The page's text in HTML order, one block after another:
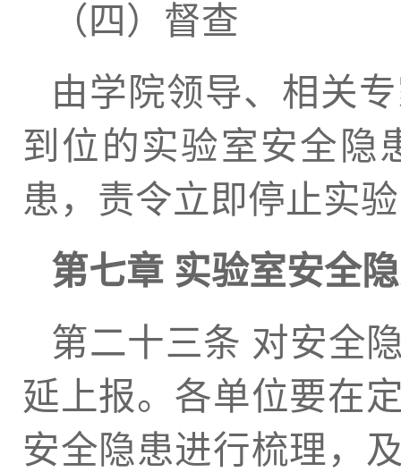
（四）督查
由学院领导、相关
到位的实验室安全隐
患，责令立即停止实
第七章 实验室安全
第二十三条 对安全
延上报。各单位要在
安全隐患进行梳理，